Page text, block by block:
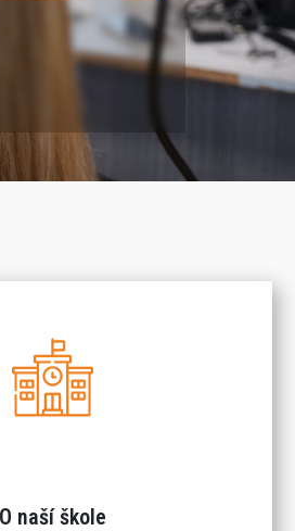
O naší škole